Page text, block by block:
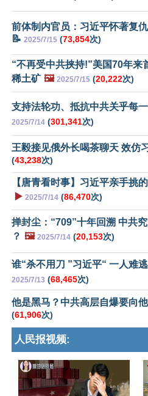
前体制内官员：习近平怀著复
📝 2025/7/15 (73,854次)
“不再受中共挟持!”美国70年来
稀土矿 🖼️ 2025/7/15 (20,222次)
支持法轮功、抵抗中共关乎每
2025/7/14 (301,341次)
王毅接见俄外长喝茶聊天 效仿
(43,238次)
【唐青看时事】习近平亲手挑
▶️ 2025/7/14 (86,470次)
掸封尘：“709”十年回溯 中共
？ 🖼️ 2025/7/14 (20,153次)
谁“杀不用刀 ”习近平“ 一人难逃
2025/7/13 (68,465次)
他是黑马？中共高层自爆要向
(61,906次)
人民报视频: